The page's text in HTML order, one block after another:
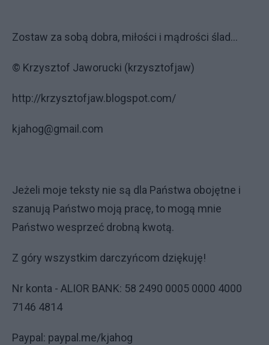
Zostaw za sobą dobra, miłości i mądrości ślad...
© Krzysztof Jaworucki (krzysztofjaw)
http://krzysztofjaw.blogspot.com/
kjahog@gmail.com
Jeżeli moje teksty nie są dla Państwa obojętne i
szanują Państwo moją pracę, to mogą mnie
Państwo wesprzeć drobną kwotą.
Z góry wszystkim darczyńcom dziękuję!
Nr konta - ALIOR BANK: 58 2490 0005 0000 4000
7146 4814
Paypal: paypal.me/kjahog